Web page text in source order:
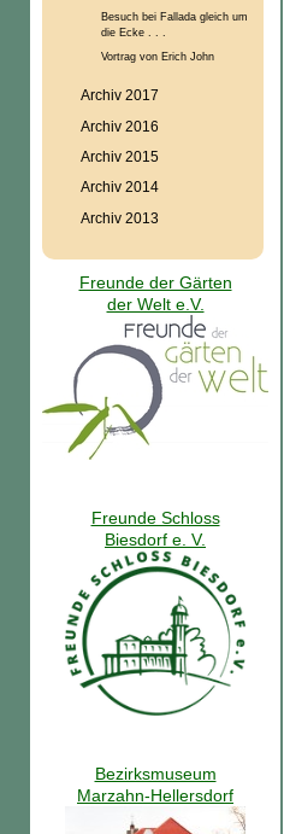
Besuch bei Fallada gleich um
die Ecke . . .
Vortrag von Erich John
Archiv 2017
Archiv 2016
Archiv 2015
Archiv 2014
Archiv 2013
Freunde der Gärten
der Welt e.V.
Freunde Schloss
Biesdorf e. V.
Bezirksmuseum
Marzahn-Hellersdorf